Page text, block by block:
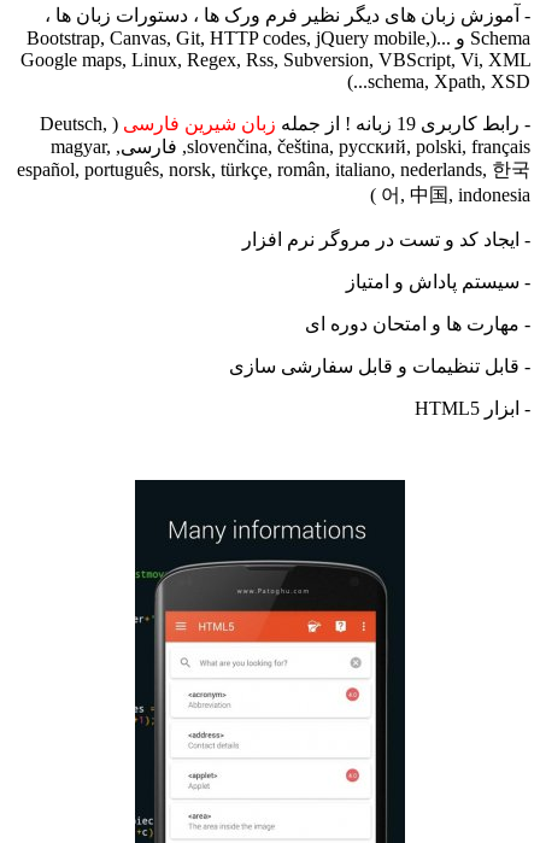
زبان های دیگر نظیر فرم ورک ها ، دستورات زبان ها ،
Schema و ...(Bootstrap, Canvas, Git, HTTP codes, jQuery mobile,
Google maps, Linux, Regex, Rss, Subversion, VBScript,
schema, Xpath,
19 زبانه ! از جمله زبان شیرین فارسی
( Deutsch,
slovenčina, čeština, русский, polski, français, فارسی, magyar,
español, português, norsk, türkçe, român, italiano,
어, 中国,
کد و تست در مروگر نرم افزار
پاداش و امتیاز
ها و امتحان دوره ای
تنظیمات و قابل سفارشی سازی